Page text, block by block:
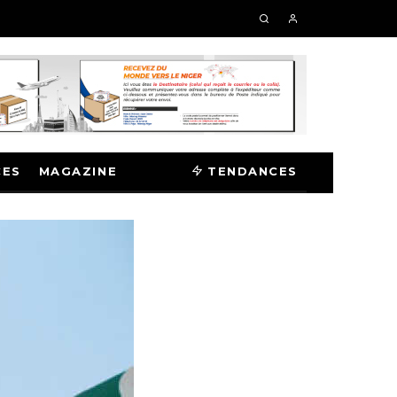
MAGAZINE TENDANCES